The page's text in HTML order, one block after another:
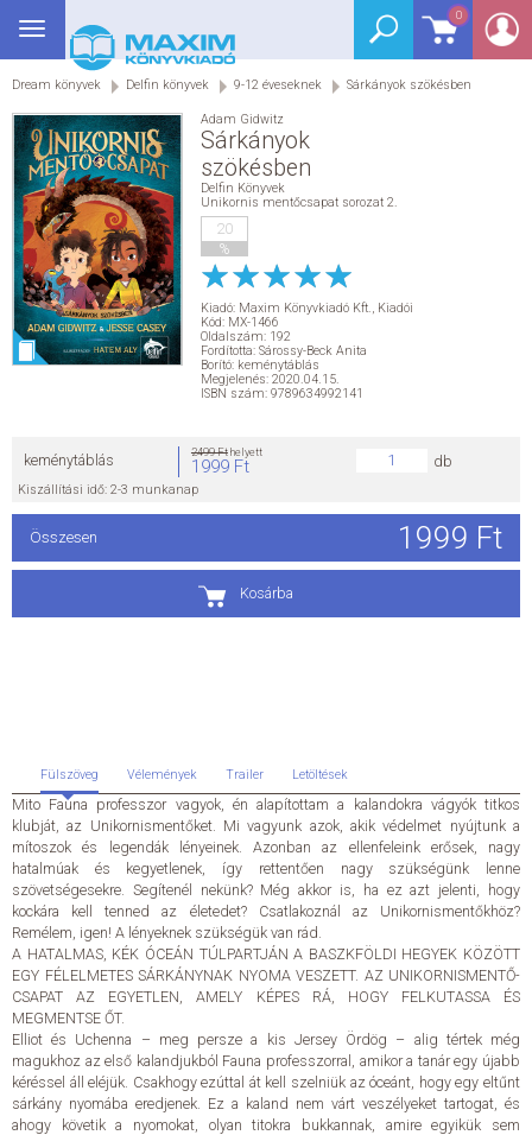
0
Toggle
navigation
Dream könyvek Delfin könyvek 9-12 éveseknek Sárkányok szökésben
Adam Gidwitz
Sárkányok
szökésben
Delfin Könyvek
Unikornis mentőcsapat sorozat 2.
20
%
Kiadó: Maxim Könyvkiadó Kft., Kiadói
Kód: MX-1466
Oldalszám: 192
Fordította: Sárossy-Beck Anita
Borító: keménytáblás
Megjelenés: 2020.04.15.
ISBN szám: 9789634992141
Kosárba
keménytáblás 2499 Fthelyett
1999 Ft db
Kiszállítási idő: 2-3 munkanap
Összesen 1999 Ft
Fülszöveg Vélemények Trailer Letöltések
Mito Fauna professzor vagyok, én alapítottam a kalandokra vágyók titkos
klubját, az Unikornismentőket. Mi vagyunk azok, akik védelmet nyújtunk a
mítoszok és legendák lényeinek. Azonban az ellenfeleink erősek, nagy
hatalmúak és kegyetlenek, így rettentően nagy szükségünk lenne
szövetségesekre. Segítenél nekünk? Még akkor is, ha ez azt jelenti, hogy
kockára kell tenned az életedet? Csatlakoznál az Unikornismentőkhöz?
Remélem, igen! A lényeknek szükségük van rád.
A HATALMAS, KÉK ÓCEÁN TÚLPARTJÁN A BASZKFÖLDI HEGYEK KÖZÖTT
EGY FÉLELMETES SÁRKÁNYNAK NYOMA VESZETT. AZ UNIKORNISMENTŐ-
CSAPAT AZ EGYETLEN, AMELY KÉPES RÁ, HOGY FELKUTASSA ÉS
MEGMENTSE ŐT.
Elliot és Uchenna – meg persze a kis Jersey Ördög – alig tértek még
magukhoz az első kalandjukból Fauna professzorral, amikor a tanár egy újabb
kéréssel áll eléjük. Csakhogy ezúttal át kell szelniük az óceánt, hogy egy eltűnt
sárkány nyomába eredjenek. Ez a kaland nem várt veszélyeket tartogat, és
ahogy követik a nyomokat, olyan titokra bukkannak, amire egyikük sem
BEJELENTKEZÉS
SEGÉDKÖNYV
NYELVKÖNYV
GRIMM SZÓTÁR
DREAM KÖNYVEK
E-KÖNYVEK
SEGÍTHETEK?
HÍREK
ÁLTALÁNOS SZERZŐDÉSI FELTÉTELEK